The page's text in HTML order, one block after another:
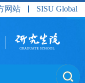
网站 SISU Global